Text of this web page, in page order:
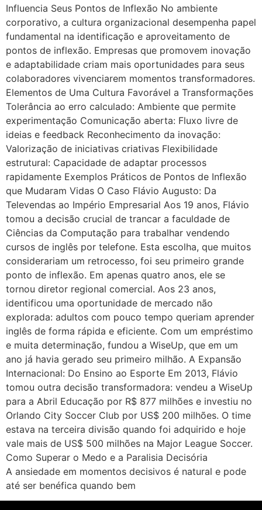
Influencia Seus Pontos de Inflexão No ambiente
corporativo, a cultura organizacional desempenha papel
fundamental na identificação e aproveitamento de
pontos de inflexão. Empresas que promovem inovação
e adaptabilidade criam mais oportunidades para seus
colaboradores vivenciarem momentos transformadores.
Elementos de Uma Cultura Favorável a Transformações
Tolerância ao erro calculado: Ambiente que permite
experimentação Comunicação aberta: Fluxo livre de
ideias e feedback Reconhecimento da inovação:
Valorização de iniciativas criativas Flexibilidade
estrutural: Capacidade de adaptar processos
rapidamente Exemplos Práticos de Pontos de Inflexão
que Mudaram Vidas O Caso Flávio Augusto: Da
Televendas ao Império Empresarial Aos 19 anos, Flávio
tomou a decisão crucial de trancar a faculdade de
Ciências da Computação para trabalhar vendendo
cursos de inglês por telefone. Esta escolha, que muitos
considerariam um retrocesso, foi seu primeiro grande
ponto de inflexão. Em apenas quatro anos, ele se
tornou diretor regional comercial. Aos 23 anos,
identificou uma oportunidade de mercado não
explorada: adultos com pouco tempo queriam aprender
inglês de forma rápida e eficiente. Com um empréstimo
e muita determinação, fundou a WiseUp, que em um
ano já havia gerado seu primeiro milhão. A Expansão
Internacional: Do Ensino ao Esporte Em 2013, Flávio
tomou outra decisão transformadora: vendeu a WiseUp
para a Abril Educação por R$ 877 milhões e investiu no
Orlando City Soccer Club por US$ 200 milhões. O time
estava na terceira divisão quando foi adquirido e hoje
vale mais de US$ 500 milhões na Major League Soccer.
Como Superar o Medo e a Paralisia Decisória
A ansiedade em momentos decisivos é natural e pode
até ser benéfica quando bem